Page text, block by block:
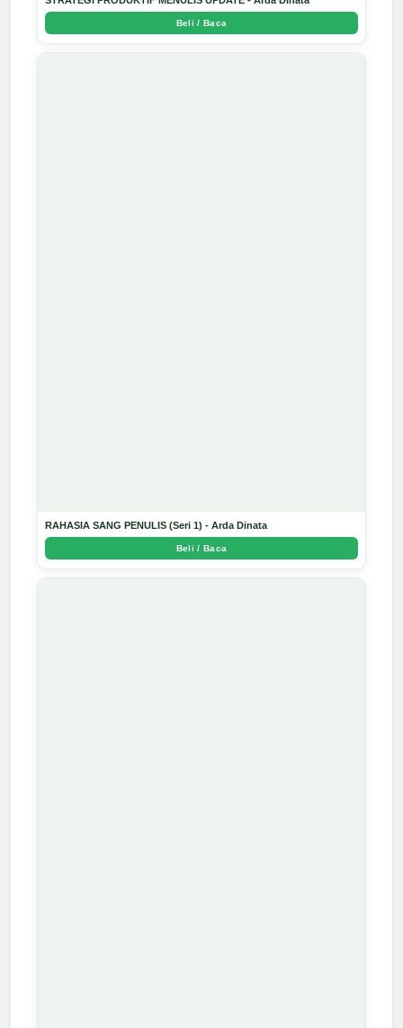
Beli / Baca
RAHASIA SANG PENULIS (Seri 1) - Arda Dinata
Beli / Baca